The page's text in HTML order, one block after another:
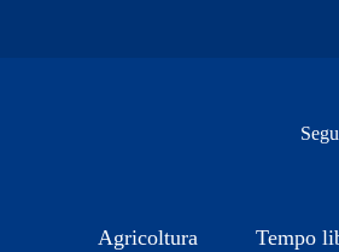
Agricoltura Tempo